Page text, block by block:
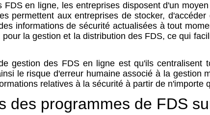
en ligne, les entreprises disposent d'un
permettent aux entreprises de stocker,
informations de sécurité actualisées à tout
la gestion et la distribution des FDS, ce qui
gestion des FDS en ligne est qu'ils
le risque d'erreur humaine associé à la gestion
relatives à la sécurité à partir de n'importe
des programmes de FDS